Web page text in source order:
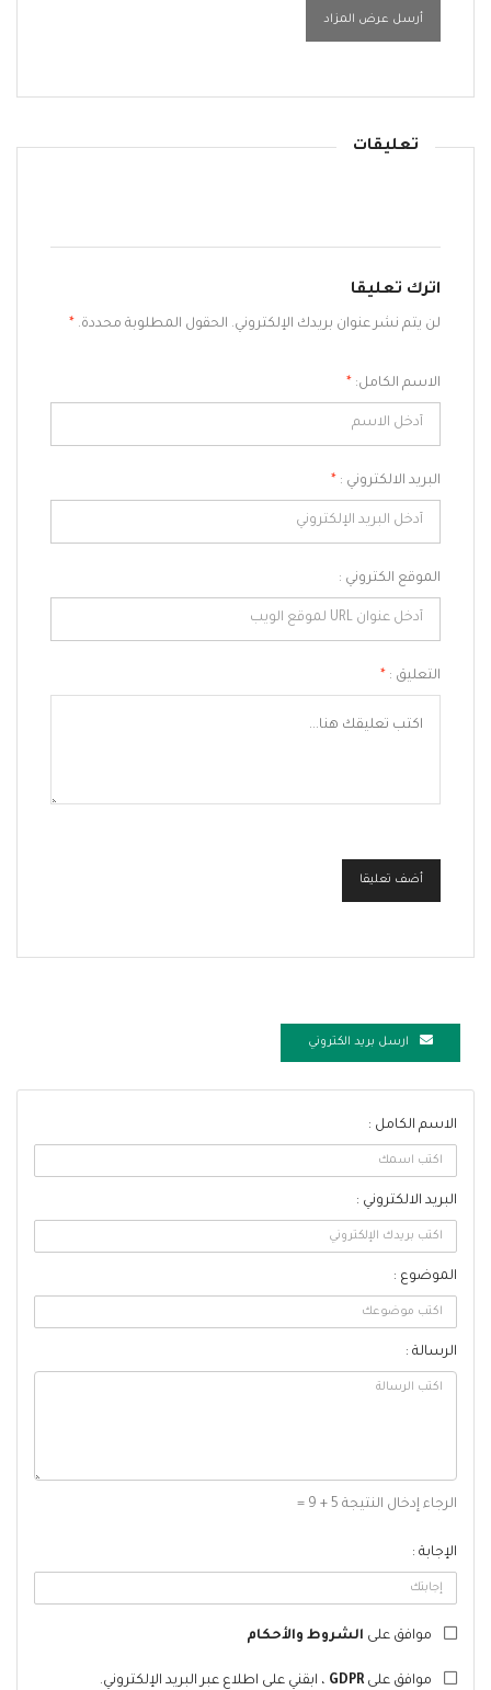
أرسل عرض المزاد
تعليقات
اترك تعليقا
لن يتم نشر عنوان بريدك الإلكتروني. الحقول المطلوبة محددة.*
الاسم الكامل:*
البريد الالكتروني : *
الموقع الكتروني :
التعليق :*
أضف تعليقا
ارسل بريد الكتروني
الاسم الكامل :
البريد الالكتروني :
الموضوع :
الرسالة :
الرجاء إدخال النتيجة 5 + 9 =
الإجابة :
موافق علىالشروط والأحكام
موافق علىGDPR ، ابقني على اطلاع عبر البريد الإلكتروني.